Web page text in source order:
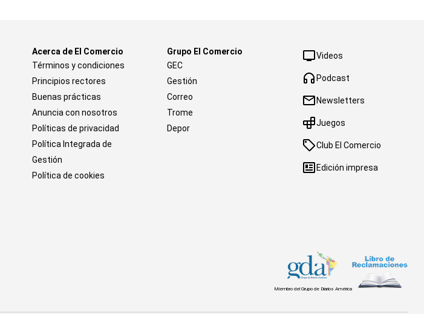
Acerca de El Comercio
Términos y condiciones
Principios rectores
Buenas prácticas
Anuncia con nosotros
Políticas de privacidad
Política Integrada de
Gestión
Política de cookies
Grupo El Comercio
GEC
Gestión
Correo
Trome
Depor
Videos
Podcast
Newsletters
Juegos
Club El Comercio
Edición impresa
Miembro del Grupo de Diarios América